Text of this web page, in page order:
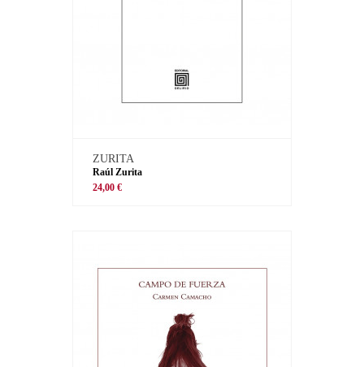
ZURITA
Raúl Zurita
24,00 €